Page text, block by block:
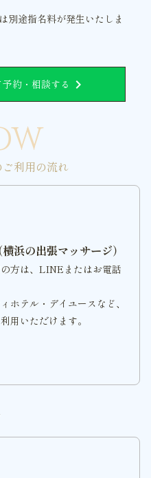
別途指名料が発生いたしま
約・相談する chevron_right
利用の流れ
浜の出張マッサージ）
方は、LINEまたはお電話
ホテル・デイユースなど、
用いただけます。